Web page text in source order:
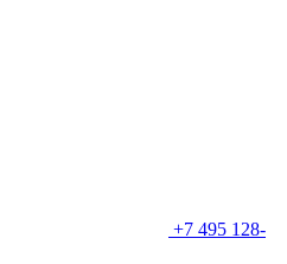
+7 495 128-